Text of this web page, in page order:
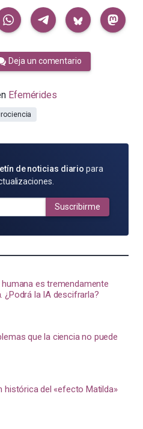
Deja un comentario
Efemérides
de noticias diario para
Suscribirme
humana es tremendamente
¿Podrá la IA descifrarla?
que la ciencia no puede
histórica del «efecto Matilda»